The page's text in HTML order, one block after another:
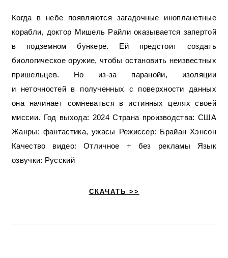
Когда в небе появляются загадочные инопланетные
корабли, доктор Мишель Райли оказывается запертой
в подземном бункере. Ей предстоит создать
биологическое оружие, чтобы остановить неизвестных
пришельцев. Но из-за паранойи, изоляции
и неточностей в полученных с поверхности данных
она начинает сомневаться в истинных целях своей
миссии. Год выхода: 2024 Страна производства: США
Жанры: фантастика, ужасы Режиссер: Брайан Хэнсон
Качество видео: Отличное + без рекламы Язык
озвучки: Русский
СКАЧАТЬ >>